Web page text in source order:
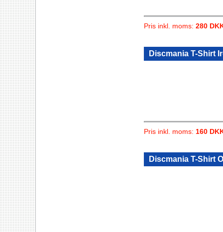
Pris inkl. moms: 280
Discmania T-Shirt
Pris inkl. moms: 160
Discmania T-Shirt